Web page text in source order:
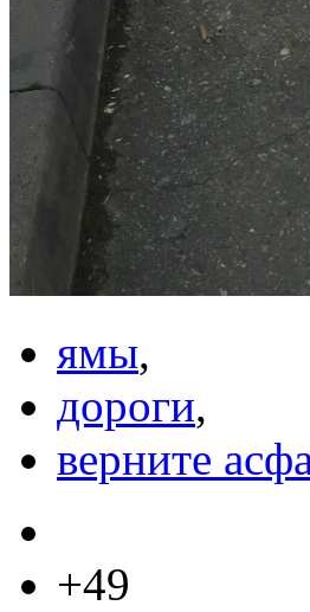
ямы,
дороги,
верните
+49